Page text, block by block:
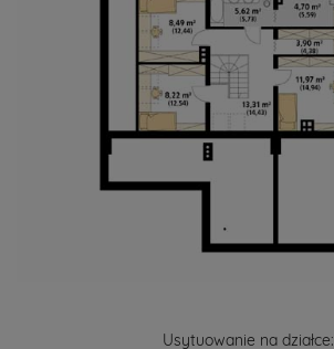
Usytuowanie na działce: